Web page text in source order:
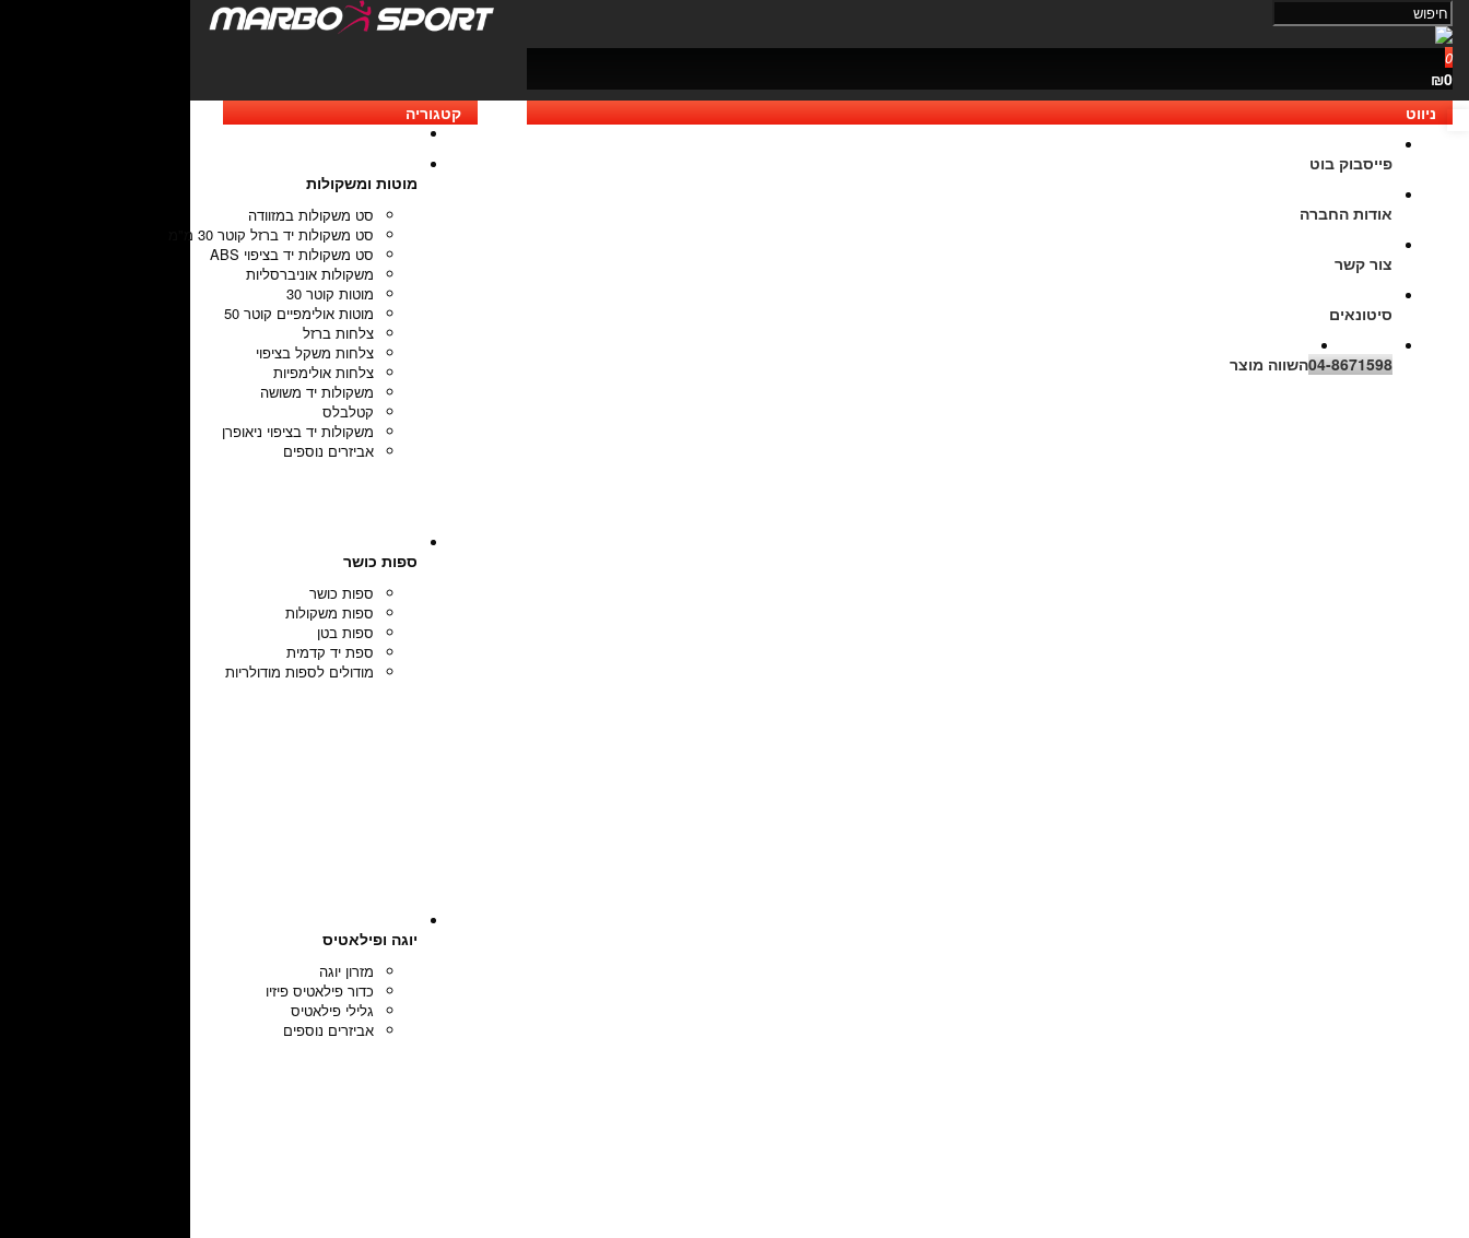
0
₪0
קטגוריה
מוטות ומשקולות
סט משקולות במזוודה
סט משקולות יד ברזל קוטר 30 מ"מ
סט משקולות יד בציפוי ABS
משקולות אוניברסליות
מוטות קוטר 30
מוטות אולימפיים קוטר 50
צלחות ברזל
צלחות משקל בציפוי
צלחות אולימפיות
משקולות יד משושה
קטלבלס
משקולות יד בציפוי ניאופרן
אביזרים נוספים
ספות כושר
ספות כושר
ספות משקולות
ספות בטן
ספת יד קדמית
מודולים לספות מודולריות
יוגה ופילאטיס
מזרון יוגה
כדור פילאטיס פיזיו
גלילי פילאטיס
אביזרים נוספים
ניווט
פייסבוק בוט
אודות החברה
צור קשר
סיטונאים
04-8671598השווה מוצר
נגישות